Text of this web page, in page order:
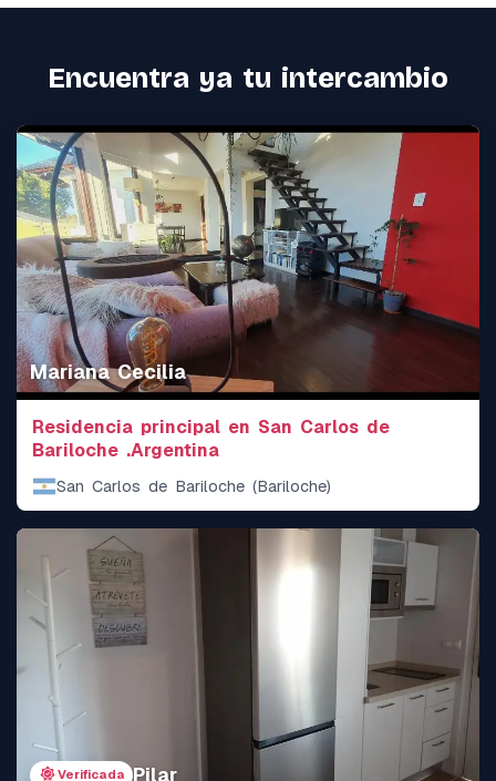
Encuentra ya tu intercambio
Mariana Cecilia
Residencia principal en San Carlos de
Bariloche .Argentina
San Carlos de Bariloche (Bariloche)
Verificada Pilar